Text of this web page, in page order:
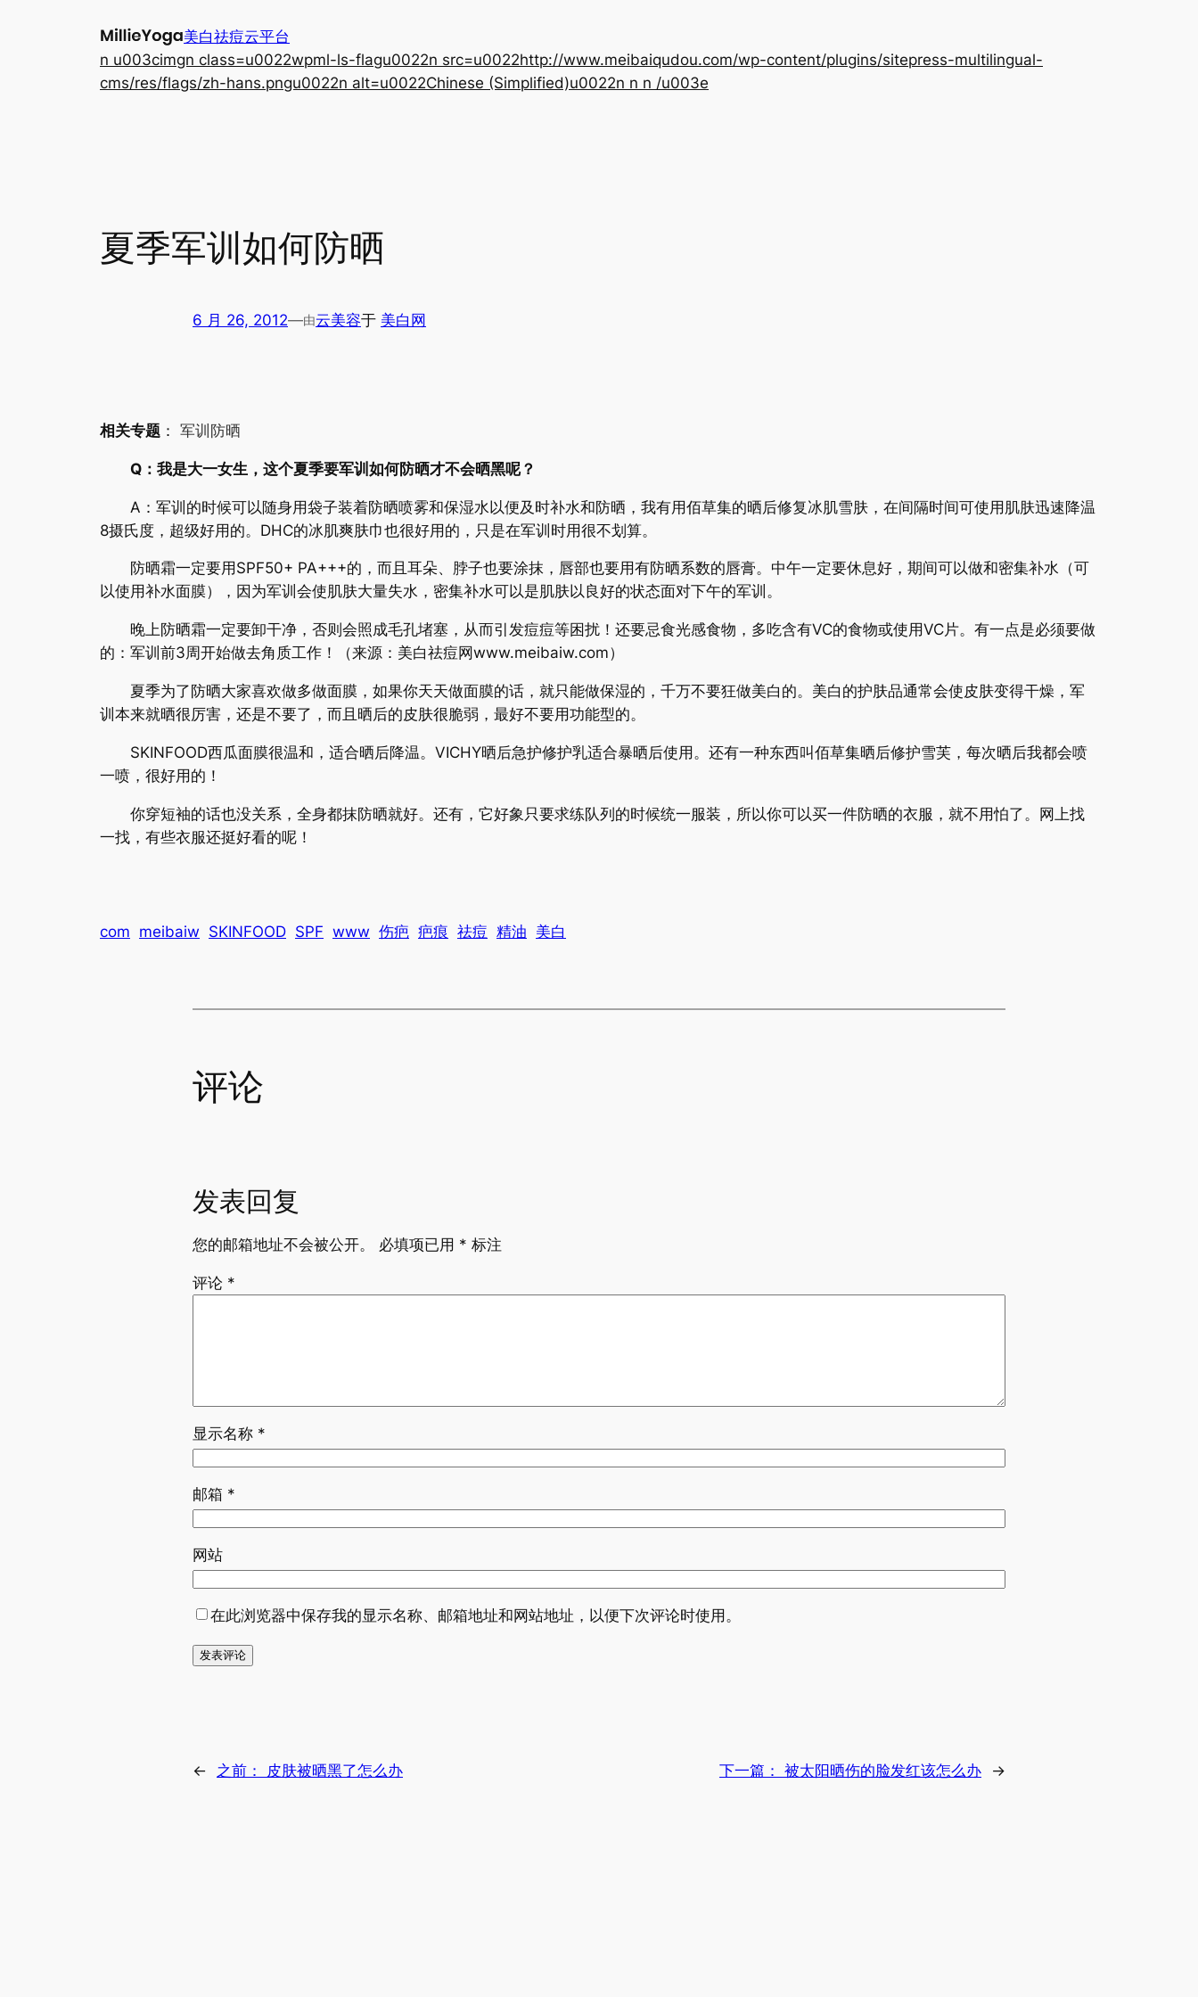
美白祛痘云平台
n u003cimgn class=u0022wpml-ls-flagu0022n src=u0022http://www.meibaiqudou.com/wp-content/plugins/sitepress-multilingual-
cms/res/flags/zh-hans.pngu0022n alt=u0022Chinese (Simplified)u0022n n n /u003e
夏季军训如何防晒
6 月 26, 2012—由云美容于 美白网
相关专题 ： 军训防晒
Q：我是大一女生，这个夏季要军训如何防晒才不会晒黑呢？
A：军训的时候可以随身用袋子装着防晒喷雾和保湿水以便及时补水和防晒，我有用佰草集的晒后修复冰肌雪肤，在间隔时间可使用肌肤迅速降温
8摄氏度，超级好用的。DHC的冰肌爽肤巾也很好用的，只是在军训时用很不划算。
防晒霜一定要用SPF50+ PA+++的，而且耳朵、脖子也要涂抹，唇部也要用有防晒系数的唇膏。中午一定要休息好，期间可以做和密集补水（可
以使用补水面膜），因为军训会使肌肤大量失水，密集补水可以是肌肤以良好的状态面对下午的军训。
晚上防晒霜一定要卸干净，否则会照成毛孔堵塞，从而引发痘痘等困扰！还要忌食光感食物，多吃含有VC的食物或使用VC片。有一点是必须要做
的：军训前3周开始做去角质工作！（来源：美白祛痘网www.meibaiw.com）
夏季为了防晒大家喜欢做多做面膜，如果你天天做面膜的话，就只能做保湿的，千万不要狂做美白的。美白的护肤品通常会使皮肤变得干燥，军
训本来就晒很厉害，还是不要了，而且晒后的皮肤很脆弱，最好不要用功能型的。
SKINFOOD西瓜面膜很温和，适合晒后降温。VICHY晒后急护修护乳适合暴晒后使用。还有一种东西叫佰草集晒后修护雪芙，每次晒后我都会喷
一喷，很好用的！
你穿短袖的话也没关系，全身都抹防晒就好。还有，它好象只要求练队列的时候统一服装，所以你可以买一件防晒的衣服，就不用怕了。网上找
一找，有些衣服还挺好看的呢！
com meibaiw SKINFOOD SPF www 伤疤 疤痕 祛痘 精油 美白
评论
发表回复
您的邮箱地址不会被公开。 必填项已用 * 标注
评论 *
显示名称 *
邮箱 *
网站
在此浏览器中保存我的显示名称、邮箱地址和网站地址，以便下次评论时使用。
← 之前： 皮肤被晒黑了怎么办 下一篇： 被太阳晒伤的脸发红该怎么办 →